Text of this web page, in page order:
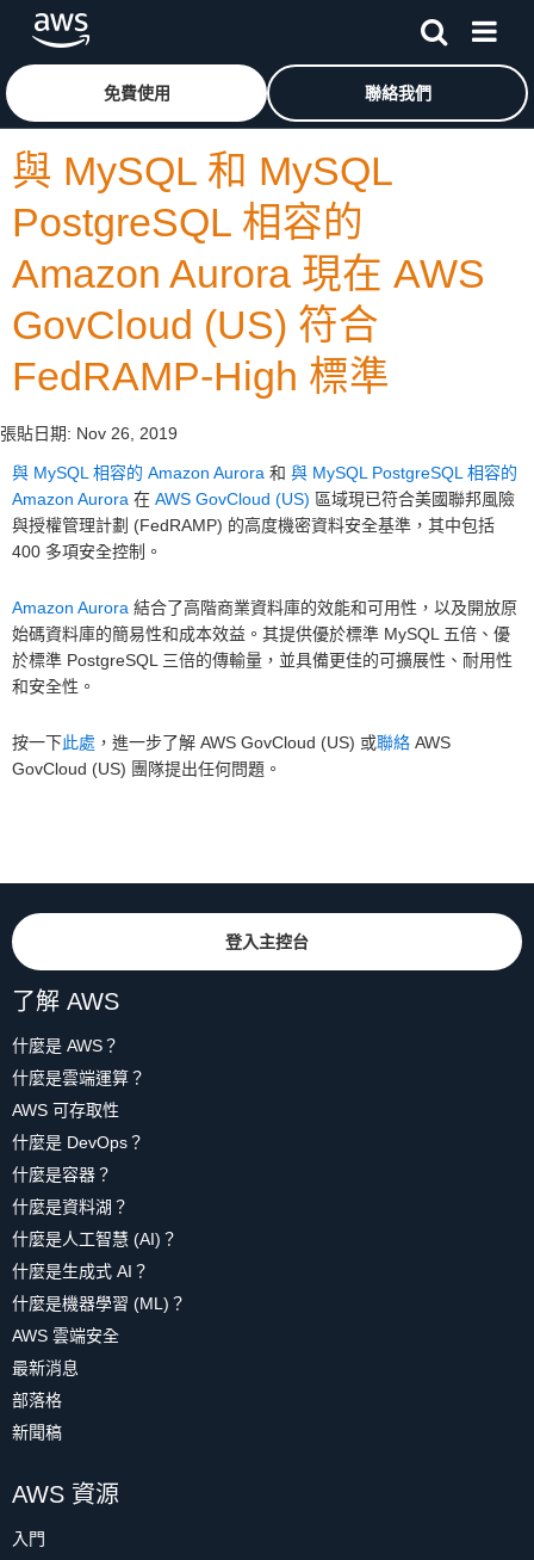
跳至主要內容按一下這裡可返回 Amazon Web Services 首頁
免費使用 聯絡我們
與 MySQL 和 MySQL
PostgreSQL 相容的
Amazon Aurora 現在 AWS
GovCloud (US) 符合
FedRAMP-High 標準
張貼日期: Nov 26, 2019
與 MySQL 相容的 Amazon Aurora 和 與 MySQL PostgreSQL 相容的
Amazon Aurora 在 AWS GovCloud (US) 區域現已符合美國聯邦風險
與授權管理計劃 (FedRAMP) 的高度機密資料安全基準，其中包括
400 多項安全控制。
Amazon Aurora 結合了高階商業資料庫的效能和可用性，以及開放原
始碼資料庫的簡易性和成本效益。其提供優於標準 MySQL 五倍、優
於標準 PostgreSQL 三倍的傳輸量，並具備更佳的可擴展性、耐用性
和安全性。
按一下此處 ，進一步了解 AWS GovCloud (US) 或聯絡 AWS
GovCloud (US) 團隊提出任何問題。
登入主控台
了解 AWS
什麼是 AWS？
什麼是雲端運算？
AWS 可存取性
什麼是 DevOps？
什麼是容器？
什麼是資料湖？
什麼是人工智慧 (AI)？
什麼是生成式 AI？
什麼是機器學習 (ML)？
AWS 雲端安全
最新消息
部落格
新聞稿
AWS 資源
入門